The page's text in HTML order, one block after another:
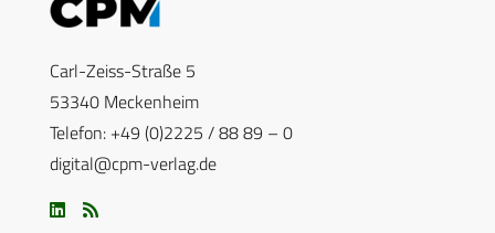
Carl-Zeiss-Straße 5
53340 Meckenheim
Telefon: +49 (0)2225 / 88 89 – 0
digital@cpm-verlag.de